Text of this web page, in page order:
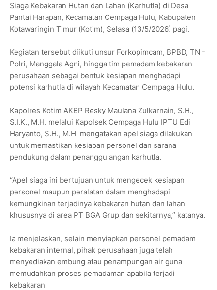
Siaga Kebakaran Hutan dan Lahan (Karhutla) di Desa
Pantai Harapan, Kecamatan Cempaga Hulu, Kabupaten
Kotawaringin Timur (Kotim), Selasa (13/5/2026) pagi.
Kegiatan tersebut diikuti unsur Forkopimcam, BPBD, TNI-
Polri, Manggala Agni, hingga tim pemadam kebakaran
perusahaan sebagai bentuk kesiapan menghadapi
potensi karhutla di wilayah Kecamatan Cempaga Hulu.
Kapolres Kotim AKBP Resky Maulana Zulkarnain, S.H.,
S.I.K., M.H. melalui Kapolsek Cempaga Hulu IPTU Edi
Haryanto, S.H., M.H. mengatakan apel siaga dilakukan
untuk memastikan kesiapan personel dan sarana
pendukung dalam penanggulangan karhutla.
“Apel siaga ini bertujuan untuk mengecek kesiapan
personel maupun peralatan dalam menghadapi
kemungkinan terjadinya kebakaran hutan dan lahan,
khususnya di area PT BGA Grup dan sekitarnya,” katanya.
Ia menjelaskan, selain menyiapkan personel pemadam
kebakaran internal, pihak perusahaan juga telah
menyediakan embung atau penampungan air guna
memudahkan proses pemadaman apabila terjadi
kebakaran.